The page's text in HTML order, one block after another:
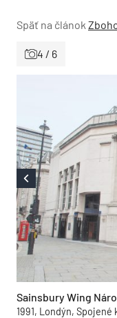
Späť na článok
4 / 6
Sainsbury Wing
1991, Londýn,